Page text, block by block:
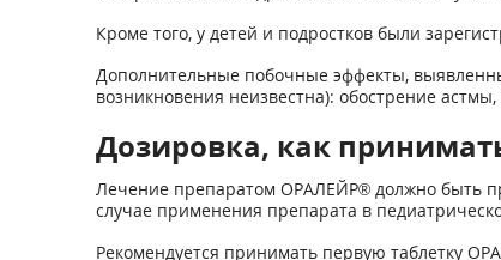
Кроме того, у детей и подростков были
Дополнительные побочные эффекты,
возникновения неизвестна): обострение
Дозировка, как
Лечение препаратом ОРАЛЕЙР® должно быть
случае применения препарата в
Рекомендуется принимать первую таблетку